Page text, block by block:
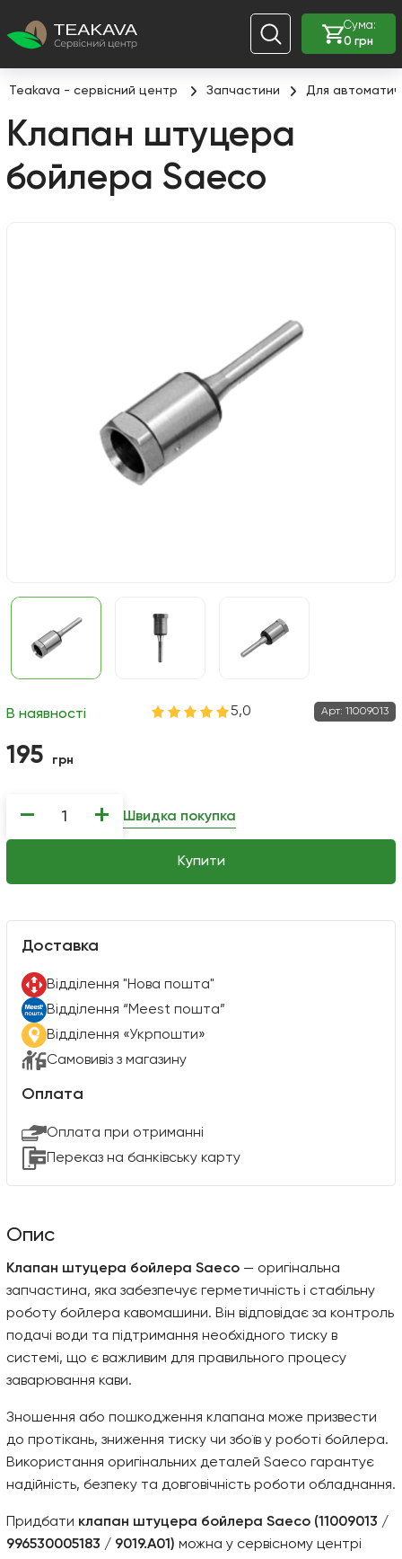
Сума:
0 грн
Teakava - сервісний центр Запчастини Для
Клапан штуцера
бойлера Saeco
В наявності 5,0 Арт: 11009013
195 грн
− +
Купити
Швидка покупка
Доставка
Вiддiлення "Нова пошта"
Вiддiлення “Meest пошта”
Відділення «Укрпошти»
Самовивіз з магазину
Оплата
Оплата при отриманні
Переказ на банківську карту
Опис
Клапан штуцера бойлера Saeco — оригінальна
запчастина, яка забезпечує герметичність і стабільну
роботу бойлера кавомашини. Він відповідає за контроль
подачі води та підтримання необхідного тиску в
системі, що є важливим для правильного процесу
заварювання кави.
Зношення або пошкодження клапана може призвести
до протікань, зниження тиску чи збоїв у роботі бойлера.
Використання оригінальних деталей Saeco гарантує
надійність, безпеку та довговічність роботи обладнання.
Придбати клапан штуцера бойлера Saeco (11009013 /
996530005183 / 9019.A01) можна у сервісному центрі